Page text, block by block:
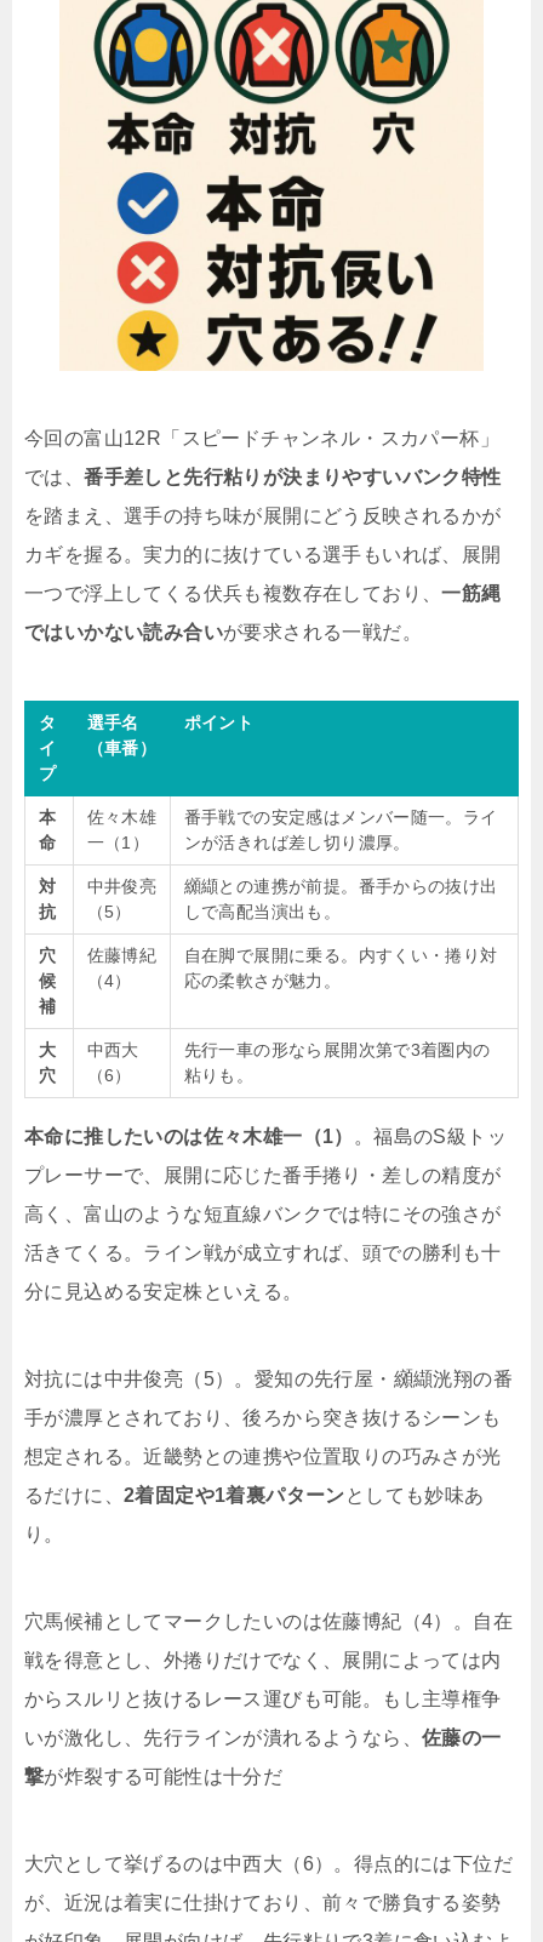
今回の富山12R「スピードチャンネル・スカパー杯」
では、番手差しと先行粘りが決まりやすいバンク特性
を踏まえ、選手の持ち味が展開にどう反映されるかが
カギを握る。実力的に抜けている選手もいれば、展開
一つで浮上してくる伏兵も複数存在しており、一筋縄
ではいかない読み合いが要求される一戦だ。
タ
イ
プ
選手名
（車番）
ポイント
本
命
佐々木雄
一（1）
番手戦での安定感はメンバー随一。ライ
ンが活きれば差し切り濃厚。
対
抗
中井俊亮
（5）
纐纈との連携が前提。番手からの抜け出
しで高配当演出も。
穴
候
補
佐藤博紀
（4）
自在脚で展開に乗る。内すくい・捲り対
応の柔軟さが魅力。
大
穴
中西大
（6）
先行一車の形なら展開次第で3着圏内の
粘りも。
本命に推したいのは佐々木雄一（1）
。福島のS級トッ
プレーサーで、展開に応じた番手捲り・差しの精度が
高く、富山のような短直線バンクでは特にその強さが
活きてくる。ライン戦が成立すれば、頭での勝利も十
分に見込める安定株といえる。
対抗には中井俊亮（5）。愛知の先行屋・纐纈洸翔の番
手が濃厚とされており、後ろから突き抜けるシーンも
想定される。近畿勢との連携や位置取りの巧みさが光
るだけに、 2着固定や1着裏パターンとしても妙味あ
り。
穴馬候補としてマークしたいのは佐藤博紀（4）。自在
戦を得意とし、外捲りだけでなく、展開によっては内
からスルリと抜けるレース運びも可能。もし主導権争
いが激化し、先行ラインが潰れるようなら、 佐藤の一
撃が炸裂する可能性は十分だ
大穴として挙げるのは中西大（6）。得点的には下位だ
が、近況は着実に仕掛けており、前々で勝負する姿勢